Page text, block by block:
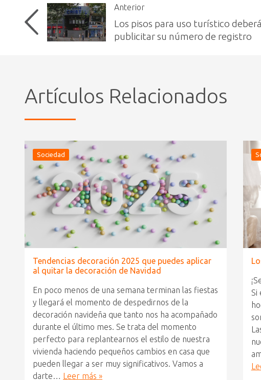
Anterior
Los pisos para uso turístico
publicitar su número de registro
Artículos Relacionados
Sociedad
Tendencias decoración 2025 que puedes aplicar
al quitar la decoración de Navidad
En poco menos de una semana terminan las fiestas
y llegará el momento de despedirnos de la
decoración navideña que tanto nos ha acompañado
durante el último mes. Se trata del momento
perfecto para replantearnos el estilo de nuestra
vivienda haciendo pequeños cambios en casa que
pueden llegar a ser muy significativos. Vamos a
darte… Leer más »
Si